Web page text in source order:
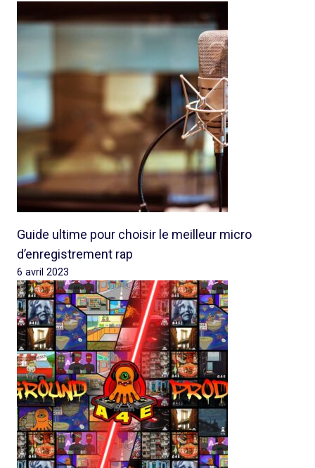
Guide ultime pour choisir le meilleur micro
d’enregistrement rap
6 avril 2023